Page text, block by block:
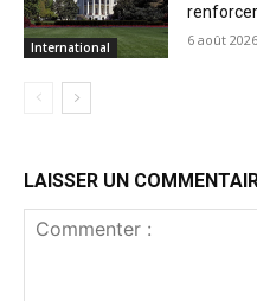
International 6 août 2026
LAISSER UN